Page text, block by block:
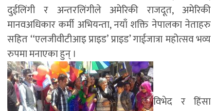
दुईलिंगी र अन्तरलिंगीले अमेरिकी राजदूत, अमेरिकी
मानवअधिकार कर्मी अभियन्ता, नयाँ शक्ति नेपालका नेताहरु
सहित ‘‘एलजीवीटीआइ प्राइड’ प्राइड’ गाईजात्रा महोत्सव भव्य
रुपमा मनाएका हुन् ।
विभेद र हिंसा